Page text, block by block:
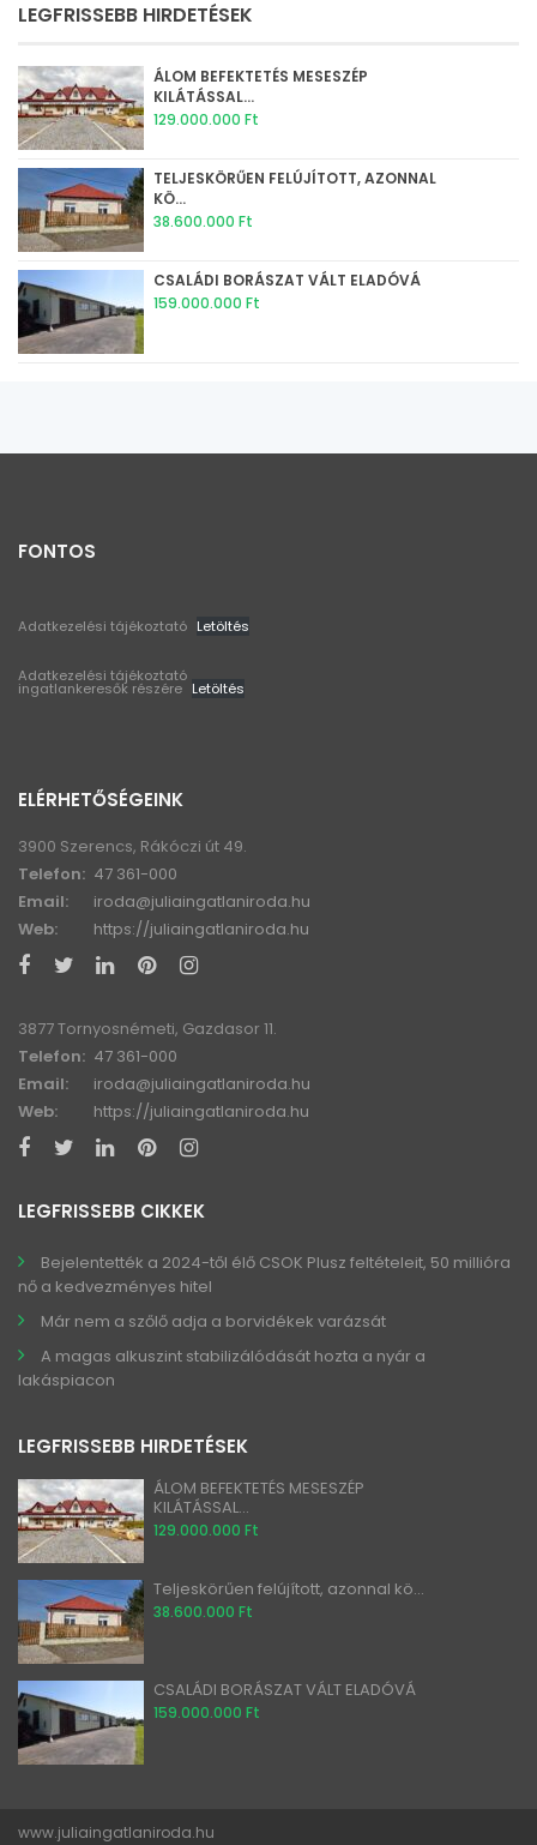
LEGFRISSEBB HIRDETÉSEK
ÁLOM BEFEKTETÉS MESESZÉP
KILÁTÁSSAL...
129.000.000 Ft
TELJESKÖRŰEN FELÚJÍTOTT, AZONNAL
KÖ...
38.600.000 Ft
CSALÁDI BORÁSZAT VÁLT ELADÓVÁ
159.000.000 Ft
FONTOS
Adatkezelési tájékoztató Letöltés
Adatkezelési tájékoztató
ingatlankeresők részére Letöltés
ELÉRHETŐSÉGEINK
3900 Szerencs, Rákóczi út 49.
Telefon: 47 361-000
Email:
iroda@juliaingatlaniroda.hu
Web:
https://juliaingatlaniroda.hu
3877 Tornyosnémeti, Gazdasor 11.
Telefon: 47 361-000
Email:
iroda@juliaingatlaniroda.hu
Web:
https://juliaingatlaniroda.hu
LEGFRISSEBB CIKKEK
Bejelentették a 2024-től élő CSOK Plusz feltételeit, 50 millióra
nő a kedvezményes hitel
Már nem a szőlő adja a borvidékek varázsát
A magas alkuszint stabilizálódását hozta a nyár a
lakáspiacon
LEGFRISSEBB HIRDETÉSEK
ÁLOM BEFEKTETÉS MESESZÉP
KILÁTÁSSAL...
129.000.000 Ft
Teljeskörűen felújított, azonnal kö...
38.600.000 Ft
CSALÁDI BORÁSZAT VÁLT ELADÓVÁ
159.000.000 Ft
www.juliaingatlaniroda.hu